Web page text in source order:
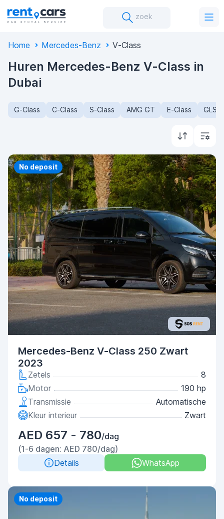
zoek
Home Mercedes-Benz V-Class
Huren Mercedes-Benz V-Class in
Dubai
G-Class C-Class S-Class AMG GT E-Class GLS-
No deposit
Mercedes-Benz V-Class 250 Zwart
2023
Zetels
8
Motor
190 hp
Transmissie
Automatische
Kleur interieur
Zwart
AED 657 - 780/dag
(1-6 dagen: AED 780/dag)
Details
WhatsApp
No deposit